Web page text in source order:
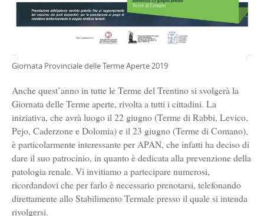
Giornata Provinciale delle Terme Aperte 2019
Anche quest’anno in tutte le Terme del Trentino si svolgerà la
Giornata delle Terme aperte, rivolta a tutti i cittadini. La
iniziativa, che avrà luogo il 22 giugno (Terme di Rabbi, Levico,
Pejo, Caderzone e Dolomia) e il 23 giugno (Terme di Comano),
è particolarmente interessante per APAN, che infatti ha deciso di
dare il suo patrocinio, in quanto è dedicata alla prevenzione della
patologia renale. Vi invitiamo a partecipare numerosi,
ricordandovi che per farlo è necessario prenotarsi, telefonando
direttamente allo Stabilimento Termale presso il quale si intenda
rivolgersi.